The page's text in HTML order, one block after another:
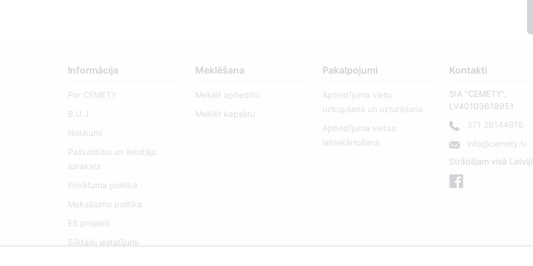
Informācija
Par CEMETY
B.U.J.
Notikumi
Pašvaldību un lietotāju
saraksts
Privātuma politika
Maksājumu politika
ES projekti
Sīkfailu iestatījumi
Meklēšana
Meklēt apbedīto
Meklēt kapsētu
Pakalpojumi
Apbedījuma vietu
uzkopšana un uzturēšana
Apbedījuma vietas
labiekārtošana
Kontakti
SIA "CEMETY",
LV40103618951
371 29144816
info@cemety.lv
Strādājam visā